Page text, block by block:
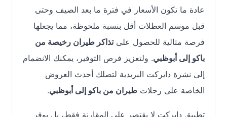
عادة ما تكون الأسعار في فترة ما بعد الصيف وحتى
قبل موسم العطلات أقل بنسبة ملحوظة، مما يجعلها
فرصة مثالية للحصول علىتذاكر طيران رخيصة من
باكو إلى أبوظبي. ولتعزيز فرص التوفير، يمكنك الانضمام
إلى نشرة دايركت البريدية لتصلك أحدث العروض
الخاصة على رحلات طيران من باكو إلى أبوظبي.
تطبيق دايركت لا يقتصر على المقارنة فقط، بل يوفر